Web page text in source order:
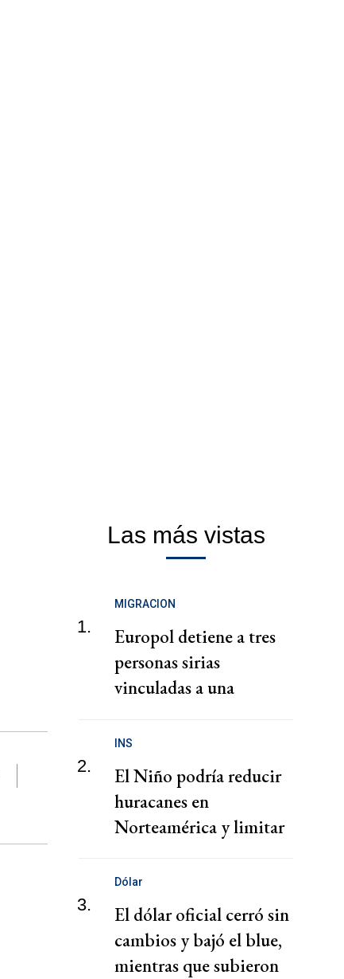
Las más vistas
1.
MIGRACION
Europol detiene a tres
personas sirias
vinculadas a una
de migrantes
2.
INS
El Niño podría reducir
huracanes en
Norteamérica y limitar
Zurich
3.
Dólar
El dólar oficial cerró sin
cambios y bajó el blue,
mientras que subieron